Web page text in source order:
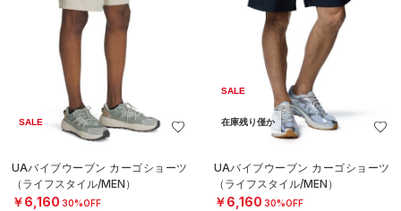
SALE
UAバイブウーブン カーゴショーツ
（ライフスタイル/MEN）
￥6,160 30%OFF
SALE
在庫残り僅か
UAバイブウーブン カーゴショーツ
（ライフスタイル/MEN）
￥6,160 30%OFF